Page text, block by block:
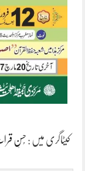
کیٹاگری میں : حُسنِ